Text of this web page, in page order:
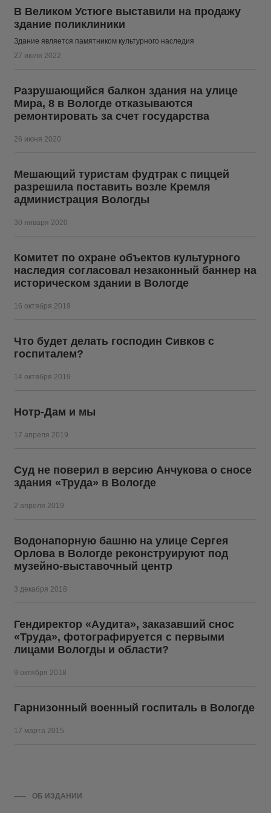
В Великом Устюге выставили на продажу
здание поликлиники
Здание является памятником культурного наследия
27 июля 2022
Разрушающийся балкон здания на улице
Мира, 8 в Вологде отказываются
ремонтировать за счет государства
26 июня 2020
Мешающий туристам фудтрак с пиццей
разрешила поставить возле Кремля
администрация Вологды
30 января 2020
Комитет по охране объектов культурного
наследия согласовал незаконный баннер на
историческом здании в Вологде
16 октября 2019
Что будет делать господин Сивков с
госпиталем?
14 октября 2019
Нотр-Дам и мы
17 апреля 2019
Суд не поверил в версию Анчукова о сносе
здания «Труда» в Вологде
2 апреля 2019
Водонапорную башню на улице Сергея
Орлова в Вологде реконструируют под
музейно-выставочный центр
3 декабря 2018
Гендиректор «Аудита», заказавший снос
«Труда», фотографируется с первыми
лицами Вологды и области?
9 октября 2018
Гарнизонный военный госпиталь в Вологде
17 марта 2015
ОБ ИЗДАНИИ